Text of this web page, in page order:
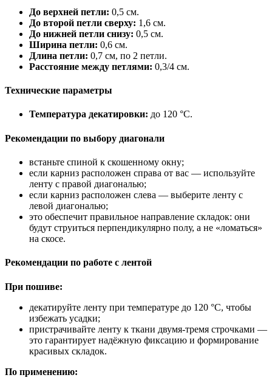
До верхней петли: 0,5 см.
До второй петли сверху: 1,6 см.
До нижней петли снизу: 0,5 см.
Ширина петли: 0,6 см.
Длина петли: 0,7 см, по 2 петли.
Расстояние между петлями: 0,3/4 см.
Технические параметры
Температура декатировки: до 120 °C.
Рекомендации по выбору диагонали
встаньте спиной к скошенному окну;
если карниз расположен справа от вас — используйте
ленту с правой диагональю;
если карниз расположен слева — выберите ленту с
левой диагональю;
это обеспечит правильное направление складок: они
будут струиться перпендикулярно полу, а не «ломаться»
на скосе.
Рекомендации по работе с лентой
При пошиве:
декатируйте ленту при температуре до 120 °C, чтобы
избежать усадки;
пристрачивайте ленту к ткани двумя-тремя строчками —
это гарантирует надёжную фиксацию и формирование
красивых складок.
По применению: